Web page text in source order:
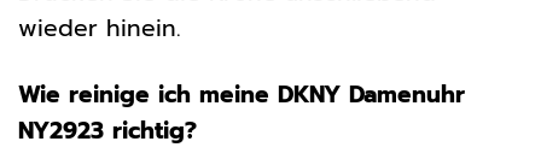
wieder hinein.
Wie reinige ich meine DKNY Damenuhr
NY2923 richtig?